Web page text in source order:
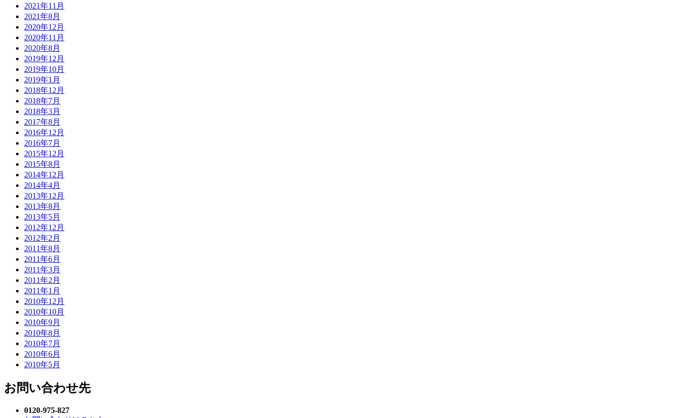
2021年11月
2021年8月
2020年12月
2020年11月
2020年8月
2019年12月
2019年10月
2019年1月
2018年12月
2018年7月
2018年3月
2017年8月
2016年12月
2016年7月
2015年12月
2015年8月
2014年12月
2014年4月
2013年12月
2013年8月
2013年5月
2012年12月
2012年2月
2011年8月
2011年6月
2011年3月
2011年2月
2011年1月
2010年12月
2010年10月
2010年9月
2010年8月
2010年7月
2010年6月
2010年5月
お問い合わせ先
0120-975-827